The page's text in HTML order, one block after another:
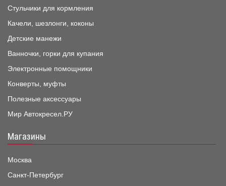
Стульчики для кормления
Качели, шезлонги, коконы
Детские манежи
Ванночки, горки для купания
Электронные помощники
Конверты, муфты
Полезные аксессуары
Мир Автокресел.РУ
Магазины
Москва
Санкт-Петербург